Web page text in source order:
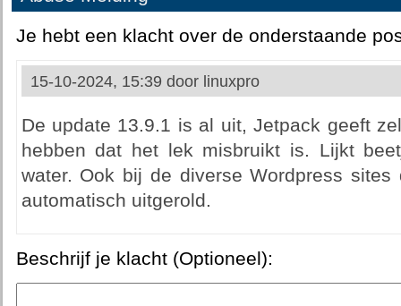
Je hebt een klacht over de onderstaande
15-10-2024, 15:39 door linuxpro
De update 13.9.1 is al uit, Jetpack geeft
hebben dat het lek misbruikt is. Lijkt
water. Ook bij de diverse Wordpress
automatisch uitgerold.
Beschrijf je klacht (Optioneel):